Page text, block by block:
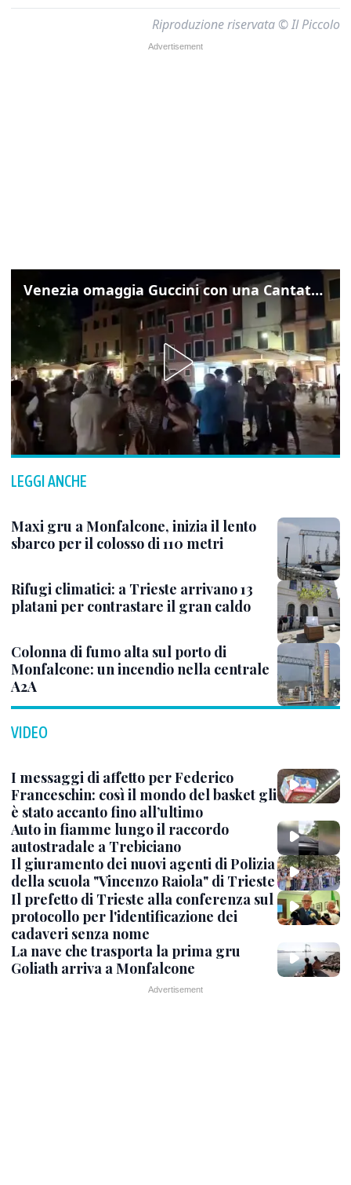
Riproduzione riservata © Il Piccolo
Venezia omaggia Guccini con una Cantata Anarchica in campo Santa Margherita
LEGGI ANCHE
Maxi gru a Monfalcone, inizia il lento
sbarco per il colosso di 110 metri
Rifugi climatici: a Trieste arrivano 13
platani per contrastare il gran caldo
Colonna di fumo alta sul porto di
Monfalcone: un incendio nella centrale
A2A
VIDEO
I messaggi di affetto per Federico
Franceschin: così il mondo del basket gli
è stato accanto fino all’ultimo
Auto in fiamme lungo il raccordo
autostradale a Trebiciano
Il giuramento dei nuovi agenti di Polizia
della scuola "Vincenzo Raiola" di Trieste
Il prefetto di Trieste alla conferenza sul
protocollo per l'identificazione dei
cadaveri senza nome
La nave che trasporta la prima gru
Goliath arriva a Monfalcone